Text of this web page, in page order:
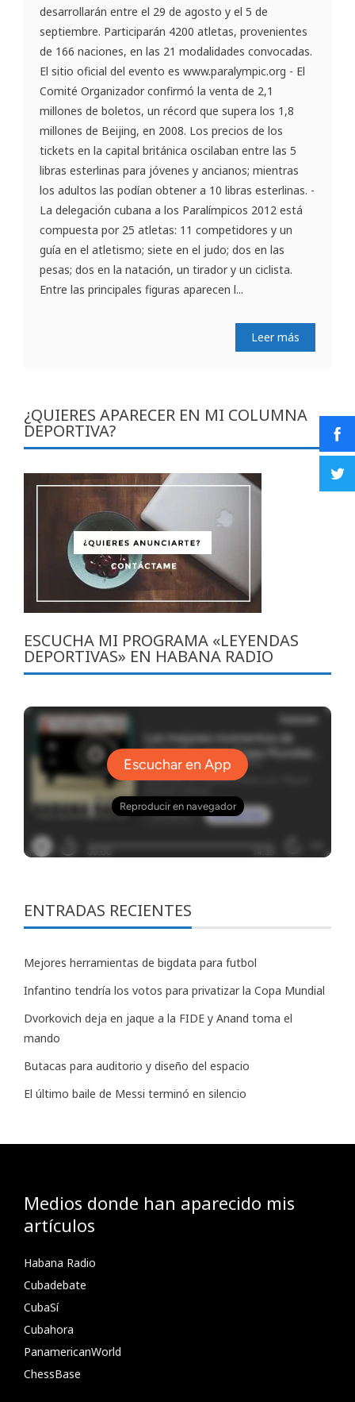
desarrollarán entre el 29 de agosto y el 5 de
septiembre. Participarán 4200 atletas, provenientes
de 166 naciones, en las 21 modalidades convocadas.
El sitio oficial del evento es www.paralympic.org - El
Comité Organizador confirmó la venta de 2,1
millones de boletos, un récord que supera los 1,8
millones de Beijing, en 2008. Los precios de los
tickets en la capital británica oscilaban entre las 5
libras esterlinas para jóvenes y ancianos; mientras
los adultos las podían obtener a 10 libras esterlinas. -
La delegación cubana a los Paralímpicos 2012 está
compuesta por 25 atletas: 11 competidores y un
guía en el atletismo; siete en el judo; dos en las
pesas; dos en la natación, un tirador y un ciclista.
Entre las principales figuras aparecen l...
Leer más
¿QUIERES APARECER EN MI COLUMNA
DEPORTIVA?
ESCUCHA MI PROGRAMA «LEYENDAS
DEPORTIVAS» EN HABANA RADIO
ENTRADAS RECIENTES
Mejores herramientas de bigdata para futbol
Infantino tendría los votos para privatizar la Copa Mundial
Dvorkovich deja en jaque a la FIDE y Anand toma el
mando
Butacas para auditorio y diseño del espacio
El último baile de Messi terminó en silencio
Medios donde han aparecido mis
artículos
Habana Radio
Cubadebate
CubaSí
Cubahora
PanamericanWorld
ChessBase